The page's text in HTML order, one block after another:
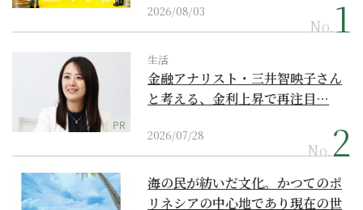
2026/08/03
No.
PR
生活
金融アナリスト・三井智映子さん
と考える、金利上昇で再注目…
2026/07/28
No.
海の民が紡いだ文化。かつてのポ
リネシアの中心地であり現在の世